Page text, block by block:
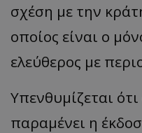
σχέση με την
οποίος είναι ο
ελεύθερος με
Υπενθυμίζεται
παραμένει η